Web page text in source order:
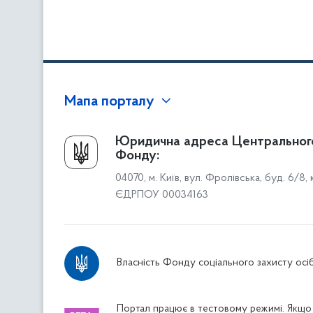
Мапа порталу
Про Фонд
Керівництво
Структура Фонду
Територіальні відділення
Дніпропетровське відділення
Житомирське відділення
Юридична адреса
Фонду:
04070, м. Київ, вул. Фролівська, буд. 6/8,
ЄДРПОУ 00034163
Власність Фонду соціального захисту
Портал працює в тестовому режимі.